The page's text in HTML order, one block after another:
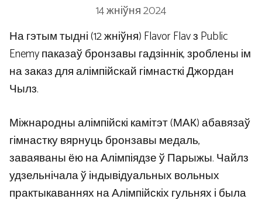
14 жніўня 2024
На гэтым тыдні (12 жніўня) Flavor Flav з Public
Enemy паказаў бронзавы гадзіннік, зроблены ім
на заказ для алімпійскай гімнасткі Джордан
Чылз.
Міжнародны алімпійскі камітэт (МАК) абавязаў
гімнастку вярнуць бронзавы медаль,
заваяваны ёю на Алімпіядзе ў Парыжы. Чайлз
удзельнічала ў індывідуальных вольных
практыкаваннях на Алімпійскіх гульнях і была